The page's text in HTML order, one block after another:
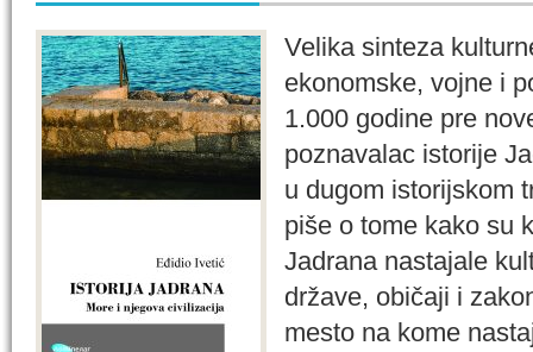
Velika sinteza
ekonomske, vojne i
1.000 godine pre
poznavalac istorije
u dugom istorijskom
piše o tome kako su
Jadrana nastajale
države, običaji i
mesto na kome